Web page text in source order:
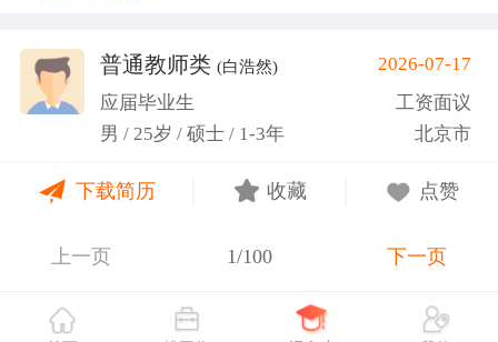
普通教师类 (白浩然)
2026-07-17
应届毕业生
工资面议
男 / 25岁 / 硕士 / 1-3年
北京市
下载简历 收藏 点赞
上一页 1/100 下一页